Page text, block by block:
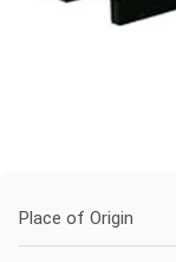
Place of Origin